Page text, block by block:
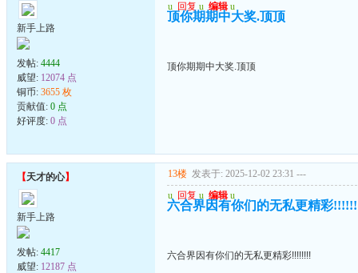
新手上路
发帖: 4444
威望: 12074 点
铜币: 3655 枚
贡献值: 0 点
好评度: 0 点
u 回复 u 编辑 u
顶你期期中大奖.顶顶
顶你期期中大奖.顶顶
【天才的心】
新手上路
发帖: 4417
威望: 12187 点
13楼 发表于: 2025-12-02 23:31 ---
u 回复 u 编辑 u
六合界因有你们的无私更精彩
六合界因有你们的无私更精彩!!!!!!!!